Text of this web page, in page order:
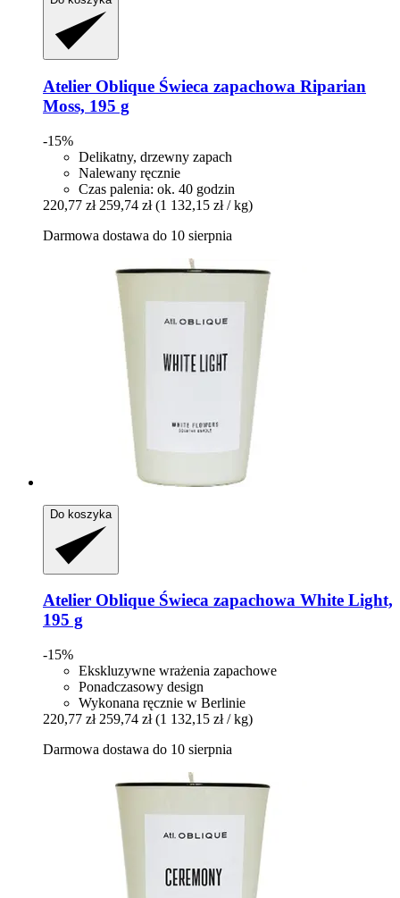
Atelier Oblique Świeca zapachowa Riparian
Moss, 195 g
-15%
Delikatny, drzewny zapach
Nalewany ręcznie
Czas palenia: ok. 40 godzin
220,77 zł 259,74 zł (1 132,15 zł / kg)
Darmowa dostawa do 10 sierpnia
Do koszyka
Atelier Oblique Świeca zapachowa White Light,
195 g
-15%
Ekskluzywne wrażenia zapachowe
Ponadczasowy design
Wykonana ręcznie w Berlinie
220,77 zł 259,74 zł (1 132,15 zł / kg)
Darmowa dostawa do 10 sierpnia